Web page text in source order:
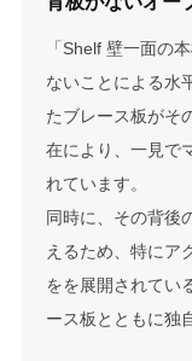
「Shelf 壁一面の
ないことによる水
たブレース板がそ
在により、一見で
れています。
同時に、その背後
えるため、特にア
をを展開されてい
ース板とともに独